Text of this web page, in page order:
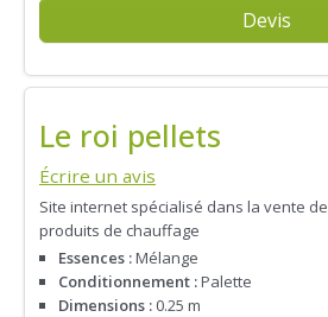
Devis
Le roi pellets
Écrire un avis
Site internet spécialisé dans la vente de
produits de chauffage
Essences :Mélange
Conditionnement :Palette
Dimensions : 0.25 m